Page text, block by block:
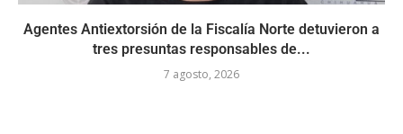
Agentes Antiextorsión de la Fiscalía Norte detuvieron a
tres presuntas responsables de...
7 agosto, 2026